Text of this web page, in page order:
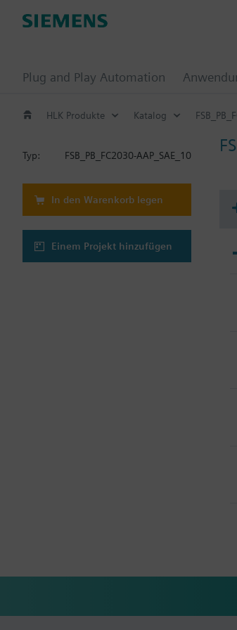
Plug and Play Automation
HLK Produkte Katalog
Typ: FSB_PB_FC2030-AAP_SAE_10
In den Warenkorb legen
Einem Projekt hinzufügen